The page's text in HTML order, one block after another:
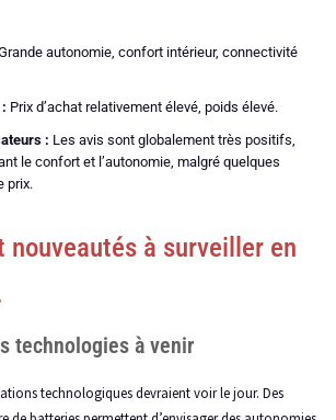
autonomie, confort intérieur, connectivité
Prix d’achat relativement élevé, poids élevé.
: Les avis sont globalement très positifs,
le confort et l’autonomie, malgré quelques
prix.
nouveautés à surveiller en
technologies à venir
technologiques devraient voir le jour. Des